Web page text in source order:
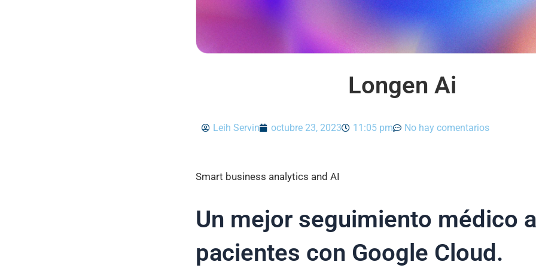
Longen Ai
Leih Servin octubre 23, 2023 11:05 pm No hay comentarios
Smart business analytics and AI
Un mejor seguimiento médico
pacientes con Google Cloud.